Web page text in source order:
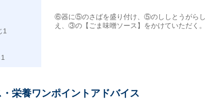
1
⑥器に⑤のさばを盛り付け、⑤のししとうがら
え、③の【ごま味噌ソース】をかけていただく。
栄養ワンポイントアドバイス